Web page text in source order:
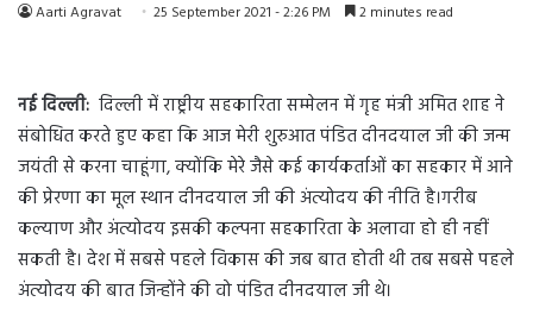
Aarti Agravat 25 September 2021 - 2:26 PM 2 minutes read
नई दिल्ली: दिल्ली में राष्ट्रीय सहकारिता सम्मेलन में गृह मंत्री अमित शाह ने
संबोधित करते हुए कहा कि आज मेरी शुरुआत पंडित दीनदयाल जी की जन्म
जयंती से करना चाहूंगा, क्योंकि मेरे जैसे कई कार्यकर्ताओं का सहकार में आने
की प्रेरणा का मूल स्थान दीनदयाल जी की अंत्योदय की नीति है।गरीब
कल्याण और अंत्योदय इसकी कल्पना सहकारिता के अलावा हो ही नहीं
सकती है। देश में सबसे पहले विकास की जब बात होती थी तब सबसे पहले
अंत्योदय की बात जिन्होंने की वो पंडित दीनदयाल जी थे।